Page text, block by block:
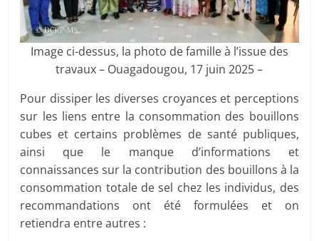
Image ci-dessus, la photo de famille à l’issue des
travaux – Ouagadougou, 17 juin 2025 –
Pour dissiper les diverses croyances et perceptions
sur les liens entre la consommation des bouillons
cubes et certains problèmes de santé publiques,
ainsi que le manque d’informations et
connaissances sur la contribution des bouillons à la
consommation totale de sel chez les individus, des
recommandations ont été formulées et on
retiendra entre autres :